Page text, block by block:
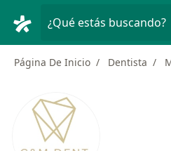
¿Qué estás buscando?
Página De Inicio Dentista